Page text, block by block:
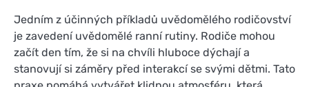
Jedním z účinných příkladů uvědomělého rodičovství
je zavedení uvědomělé ranní rutiny. Rodiče mohou
začít den tím, že si na chvíli hluboce dýchají a
stanovují si záměry před interakcí se svými dětmi. Tato